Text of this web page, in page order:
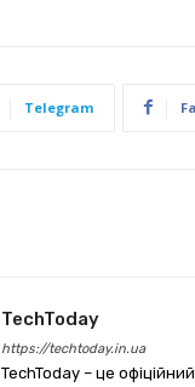
Telegram
TechToday
https://techtoday.in.ua
TechToday – це